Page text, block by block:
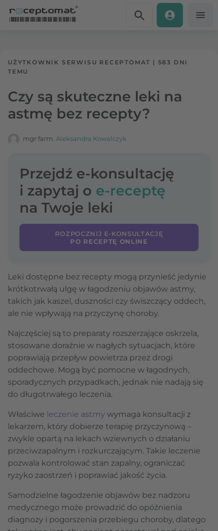
UŻYTKOWNIK SERWISU RECEPTOMAT | 583 DNI
TEMU
Czy są skuteczne leki na
astmę bez recepty?
mgr farm. Aleksandra Kowalczyk
Przejdź e-konsultację
i zapytaj o e-receptę
na Twoje leki
ROZPOCZNIJ E-KONSULTACJĘ
PO RECEPTĘ ONLINE
Leki dostępne bez recepty mogą przynieść jedynie
krótkotrwałą ulgę w łagodzeniu objawów astmy,
takich jak kaszel, duszności czy świszczący oddech,
ale nie wpływają na przyczynę choroby.
Najczęściej są to preparaty rozszerzające oskrzela,
stosowane doraźnie w nagłych sytuacjach, które
poprawiają przepływ powietrza przez drogi
oddechowe. Mogą być pomocne w łagodnych,
sporadycznych przypadkach, jednak nie nadają się
do długotrwałego leczenia.
Właściwe leczenie astmy wymaga konsultacji z
lekarzem, który dobierze terapię przyczynową –
zwykle opartą na lekach wziewnych o działaniu
przeciwzapalnym i rozkurczającym. Takie leczenie
pozwala kontrolować stan zapalny, ograniczać
ryzyko zaostrzeń i poprawiać jakość życia.
Samodzielne łagodzenie objawów bez nadzoru
medycznego może prowadzić do opóźnienia
diagnozy i pogorszenia przebiegu choroby, dlatego